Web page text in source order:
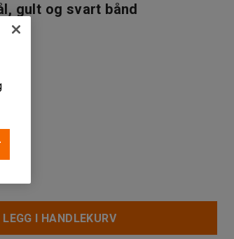
gult og svart bånd
LEGG I HANDLEKURV